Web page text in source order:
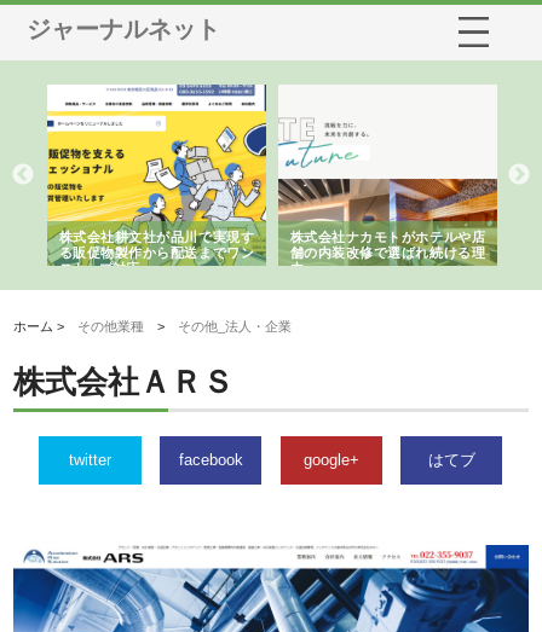
ジャーナルネット
株式会社耕文社が品川で実現す
る販促物製作から配送までワン
ストップ対応
株式会社ナカモトがホテルや店
舗の内装改修で選ばれ続ける理
由
ホーム > その他業種 > その他_法人・企業
株式会社ＡＲＳ
twitter facebook google+ はてブ